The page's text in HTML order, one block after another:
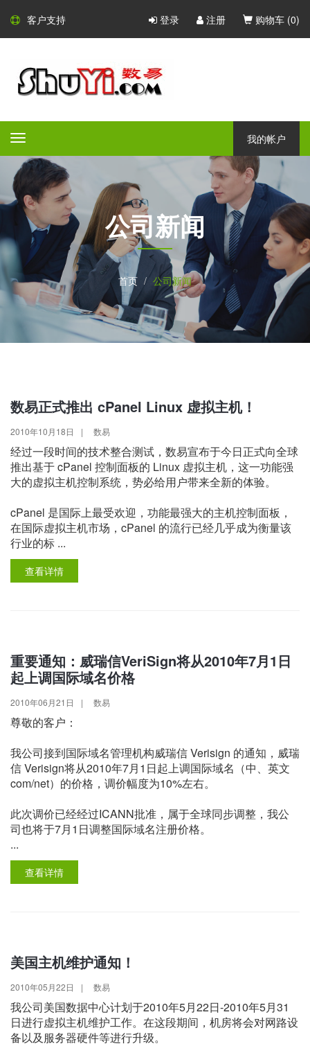
客户支持 登录 注册 购物车 (0)
Toggle
navigation
我的帐户
公司新闻
首页 公司新闻
数易正式推出 cPanel Linux 虚拟主机！
2010年10月18日 | 数易
经过一段时间的技术整合测试，数易宣布于今日正式向全球
推出基于 cPanel 控制面板的 Linux 虚拟主机，这一功能强
大的虚拟主机控制系统，势必给用户带来全新的体验。
cPanel 是国际上最受欢迎，功能最强大的主机控制面板，
在国际虚拟主机市场，cPanel 的流行已经几乎成为衡量该
行业的标 ...
查看详情
重要通知：威瑞信VeriSign将从2010年7月1日
起上调国际域名价格
2010年06月21日 | 数易
尊敬的客户：
我公司接到国际域名管理机构威瑞信 Verisign 的通知，威瑞
信 Verisign将从2010年7月1日起上调国际域名（中、英文
com/net）的价格，调价幅度为10%左右。
此次调价已经经过ICANN批准，属于全球同步调整，我公
司也将于7月1日调整国际域名注册价格。
...
查看详情
美国主机维护通知！
2010年05月22日 | 数易
我公司美国数据中心计划于2010年5月22日-2010年5月31
日进行虚拟主机维护工作。在这段期间，机房将会对网路设
备以及服务器硬件等进行升级。